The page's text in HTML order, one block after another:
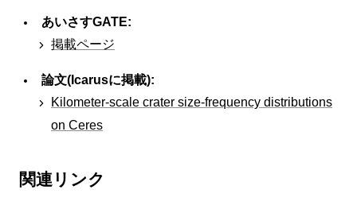
あいさすGATE:
掲載ページ
論文(Icarusに掲載):
Kilometer-scale crater size-frequency distributions
on Ceres
関連リンク